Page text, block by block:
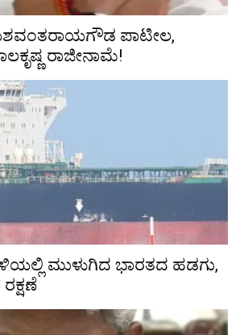
ಪಾಟೀಲ,
ರಾಜೀನಾಮೆ!
ಮುಳುಗಿದ ಭಾರತದ ಹಡಗು,